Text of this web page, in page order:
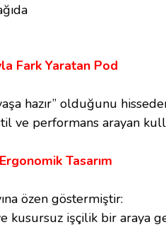
Fark Yaratan Pod
hazır” olduğunu
performans arayan
Tasarım
özen göstermiştir:
kusursuz işçilik bir araya